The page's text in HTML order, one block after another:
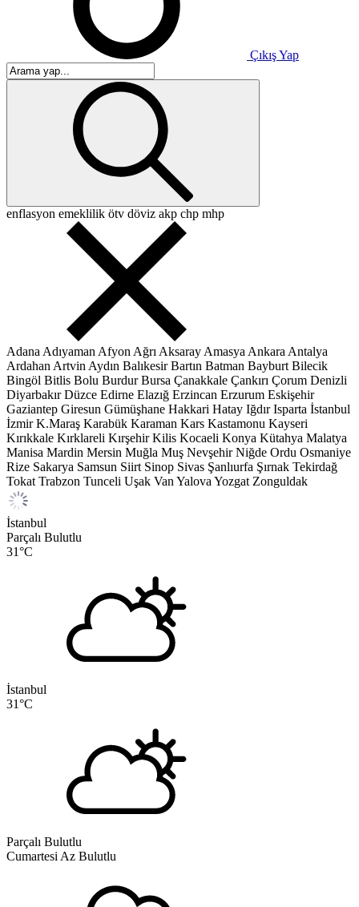
Çıkış Yap
enflasyon emeklilik ötv döviz akp chp mhp
Adana Adıyaman Afyon Ağrı Aksaray Amasya Ankara Antalya
Ardahan Artvin Aydın Balıkesir Bartın Batman Bayburt Bilecik
Bingöl Bitlis Bolu Burdur Bursa Çanakkale Çankırı Çorum Denizli
Diyarbakır Düzce Edirne Elazığ Erzincan Erzurum Eskişehir
Gaziantep Giresun Gümüşhane Hakkari Hatay Iğdır Isparta İstanbul
İzmir K.Maraş Karabük Karaman Kars Kastamonu Kayseri
Kırıkkale Kırklareli Kırşehir Kilis Kocaeli Konya Kütahya Malatya
Manisa Mardin Mersin Muğla Muş Nevşehir Niğde Ordu Osmaniye
Rize Sakarya Samsun Siirt Sinop Sivas Şanlıurfa Şırnak Tekirdağ
Tokat Trabzon Tunceli Uşak Van Yalova Yozgat Zonguldak
İstanbul
Parçalı Bulutlu
31°C
İstanbul
31°C
Parçalı Bulutlu
Cumartesi Az Bulutlu